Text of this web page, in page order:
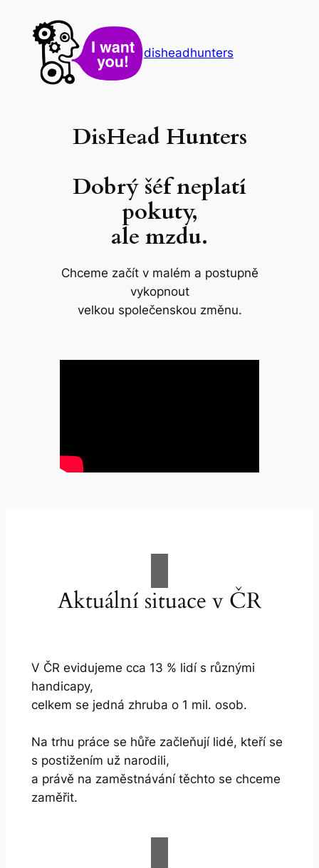
disheadhunters
DisHead Hunters
Dobrý šéf neplatí
pokuty,
ale mzdu.
Chceme začít v malém a postupně
vykopnout
velkou společenskou změnu.
Aktuální situace v ČR
V ČR evidujeme cca 13 % lidí s různými
handicapy,
celkem se jedná zhruba o 1 mil. osob.
Na trhu práce se hůře začleňují lidé, kteří se
s postižením už narodili,
a právě na zaměstnávání těchto se chceme
zaměřit.